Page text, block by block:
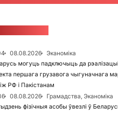
08.08.2026
Эканоміка
могуць падключыць да рэалізацыі
першага грузавога чыгуначнага
РФ і Пакістанам
08.08.2026
Грамадства, Эканоміка
фізічныя асобы ўвезлі ў